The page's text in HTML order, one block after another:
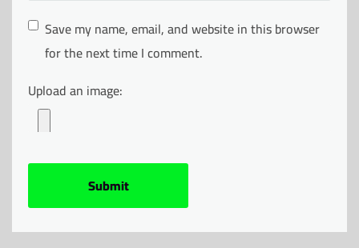
Save my name, email, and website in this browser
for the next time I comment.
Upload an image: